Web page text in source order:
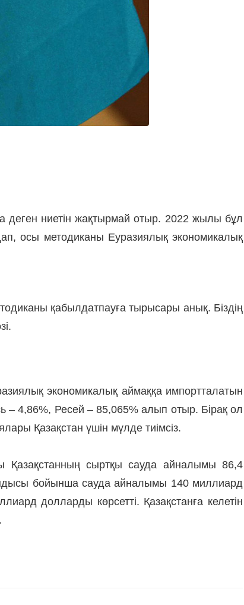
деген ниетін жақтырмай отыр. 2022 жылы бұл
осы методиканы Еуразиялық экономикалық
қабылдатпауға тырысары анық. Біздің
экономикалық аймаққа импортталатын
– 4,86%, Ресей – 85,065% алып отыр. Бірақ ол
Қазақстан үшін мүлде тиімсіз.
Қазақстанның сыртқы сауда айналымы 86,4
бойынша сауда айналымы 140 миллиард
долларды көрсетті. Қазақстанға келетін